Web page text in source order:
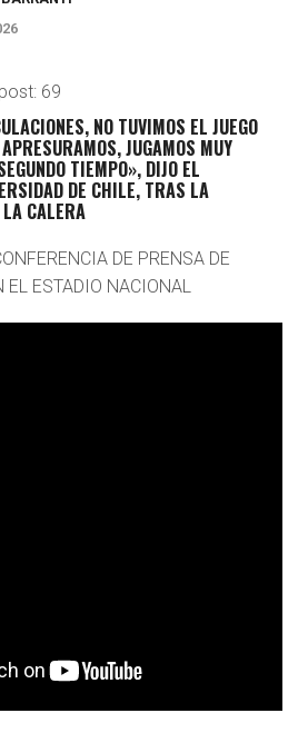
69
NO TUVIMOS EL JUEGO
JUGAMOS MUY
TIEMPO», DIJO EL
DE CHILE, TRAS LA
CALERA
DE PRENSA DE
EL ESTADIO NACIONAL